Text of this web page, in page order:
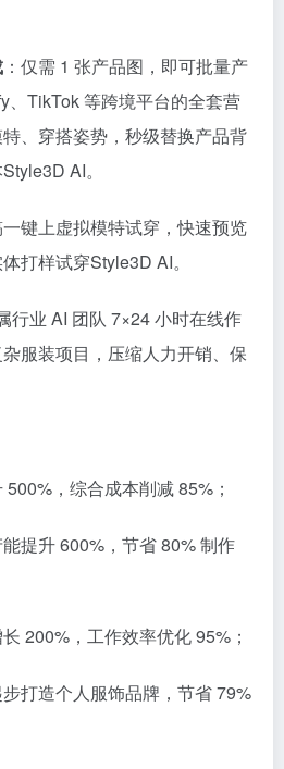
：仅需 1 张产品图，即可批量产
、TikTok 等跨境平台的全套营
、穿搭姿势，秒级替换产品背
AI。
一键上虚拟模特试穿，快速预览
打样试穿Style3D AI。
行业 AI 团队 7×24 小时在线作
服装项目，压缩人力开销、保
500%，综合成本削减 85%；
能提升 600%，节省 80% 制作
长 200%，工作效率优化 95%；
步打造个人服饰品牌，节省 79%